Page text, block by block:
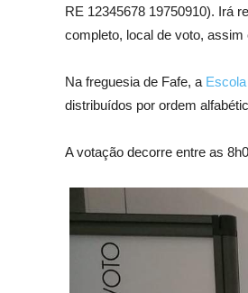
RE 12345678 19750910). Irá
completo, local de voto,
Na freguesia de Fafe, a
distribuídos por ordem
A votação decorre entre as